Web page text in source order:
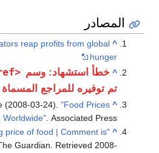
Financial speculators reap profits
وسم <ref>
غير صحيح؛ لا نص
المسماة cyclone
Corcoran, Katherine (2008-03-24).
Soaring Worldwide"
"Leader: The rocketing price of food |
free | The Guardian". The Guardian